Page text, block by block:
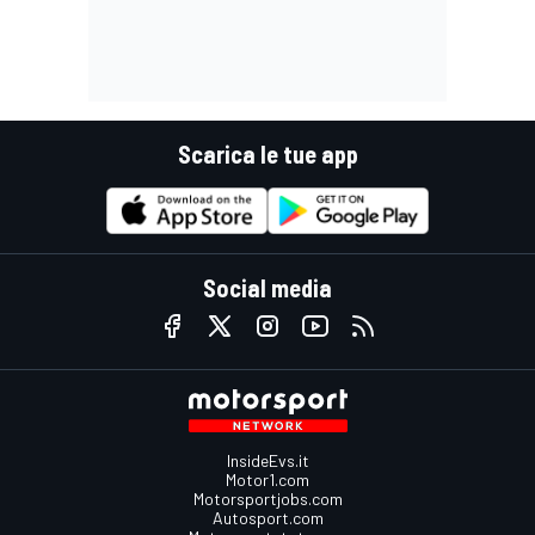
Scarica le tue app
Social media
InsideEvs.it
Motor1.com
Motorsportjobs.com
Autosport.com